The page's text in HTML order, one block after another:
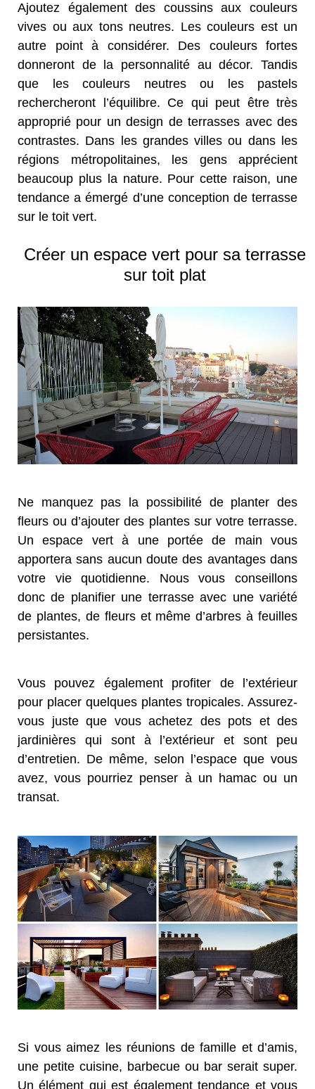
Ajoutez également des coussins aux couleurs
vives ou aux tons neutres. Les couleurs est un
autre point à considérer. Des couleurs fortes
donneront de la personnalité au décor. Tandis
que les couleurs neutres ou les pastels
rechercheront l’équilibre. Ce qui peut être très
approprié pour un design de terrasses avec des
contrastes. Dans les grandes villes ou dans les
régions métropolitaines, les gens apprécient
beaucoup plus la nature. Pour cette raison, une
tendance a émergé d’une conception de terrasse
sur le toit vert.
Créer un espace vert pour sa terrasse
sur toit plat
Ne manquez pas la possibilité de planter des
fleurs ou d’ajouter des plantes sur votre terrasse.
Un espace vert à une portée de main vous
apportera sans aucun doute des avantages dans
votre vie quotidienne. Nous vous conseillons
donc de planifier une terrasse avec une variété
de plantes, de fleurs et même d’arbres à feuilles
persistantes.
Vous pouvez également profiter de l’extérieur
pour placer quelques plantes tropicales. Assurez-
vous juste que vous achetez des pots et des
jardinières qui sont à l’extérieur et sont peu
d’entretien. De même, selon l’espace que vous
avez, vous pourriez penser à un hamac ou un
transat.
Si vous aimez les réunions de famille et d’amis,
une petite cuisine, barbecue ou bar serait super.
Un élément qui est également tendance et vous